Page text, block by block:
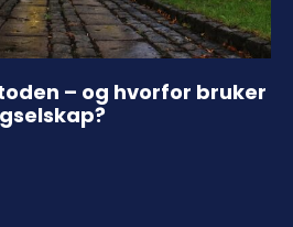
– og hvorfor bruker